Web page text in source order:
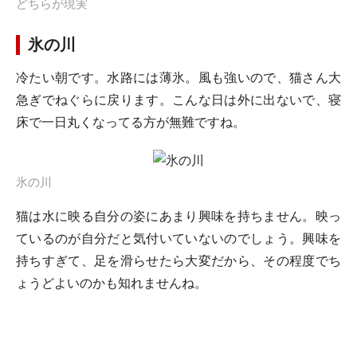
どちらが現実
氷の川
冷たい朝です。水路には薄氷。風も強いので、猫さん大
急ぎでねぐらに戻ります。こんな日は外に出ないで、寝
床で一日丸くなってる方が無難ですね。
氷の川
猫は水に映る自分の姿にあまり興味を持ちません。映っ
ているのが自分だと気付いていないのでしょう。興味を
持ちすぎて、足を滑らせたら大変だから、その程度でち
ょうどよいのかも知れませんね。